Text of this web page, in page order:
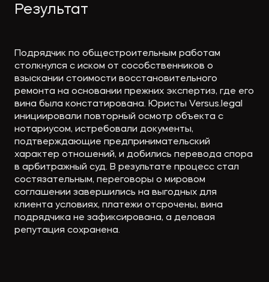
Результат
Подрядчик по общестроительным работам
столкнулся с иском от сособственников о
взыскании стоимости восстановительного
ремонта на основании прежних экспертиз, где его
вина была констатирована. Юристы Versus.legal
инициировали повторный осмотр объекта с
нотариусом, истребовали документы,
подтверждающие предпринимательский
характер отношений, и добились перевода спора
в арбитражный суд. В результате процесс стал
состязательным, переговоры о мировом
соглашении завершились на выгодных для
клиента условиях, платежи отсрочены, вина
подрядчика не зафиксирована, а деловая
репутация сохранена.